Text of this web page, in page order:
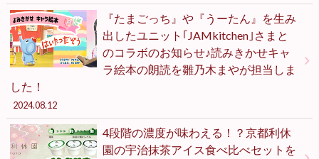
『たまごっち』や『うーたん』を生み
出したユニット｢JAMkitchen｣さまと
のコラボのお知らせ♪読みきかせキャ
ラ絵本の朗読を雛乃木まやが担当しま
した！
2024.08.12
4段階の濃度が味わえる！？京都利休
園の宇治抹茶アイス食べ比べセットを